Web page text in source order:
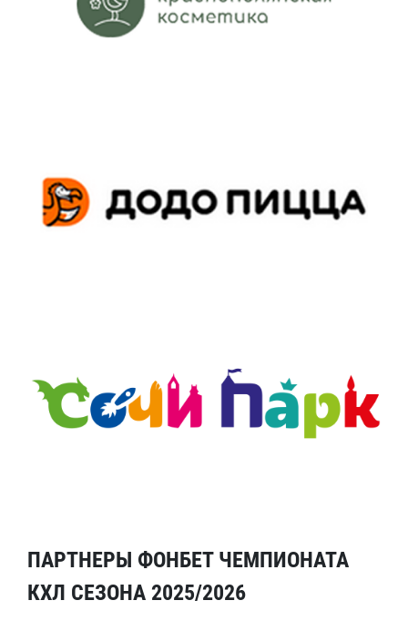
ПАРТНЕРЫ ФОНБЕТ ЧЕМПИОНАТА
КХЛ СЕЗОНА 2025/2026